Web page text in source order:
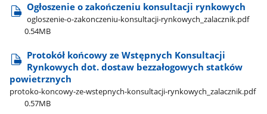
Ogłoszenie o zakończeniu konsultacji rynkowych
ogloszenie-o-zakonczeniu-konsultacji-rynkowych​_zalacznik.pdf
0.54MB
Protokół końcowy ze Wstępnych Konsultacji
Rynkowych dot. dostaw bezzałogowych statków
powietrznych
protoko-koncowy-ze-wstepnych-konsultacji-rynkowych​_zalacznik.pdf
0.57MB